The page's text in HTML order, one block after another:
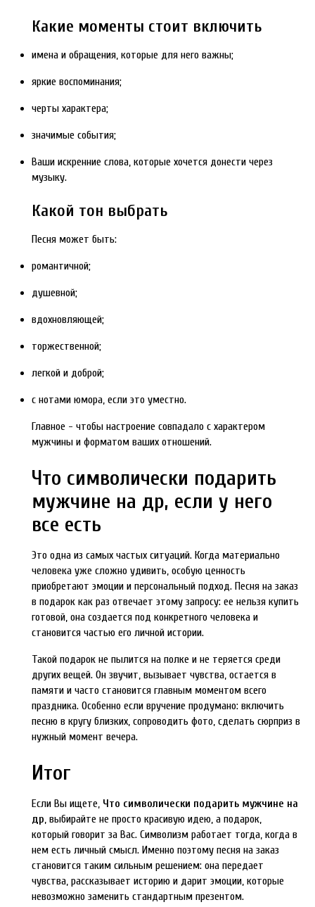
Какие моменты стоит включить
имена и обращения, которые для него важны;
яркие воспоминания;
черты характера;
значимые события;
Ваши искренние слова, которые хочется донести через
музыку.
Какой тон выбрать
Песня может быть:
романтичной;
душевной;
вдохновляющей;
торжественной;
легкой и доброй;
с нотами юмора, если это уместно.
Главное - чтобы настроение совпадало с характером
мужчины и форматом ваших отношений.
Что символически подарить
мужчине на др, если у него
все есть
Это одна из самых частых ситуаций. Когда материально
человека уже сложно удивить, особую ценность
приобретают эмоции и персональный подход. Песня на заказ
в подарок как раз отвечает этому запросу: ее нельзя купить
готовой, она создается под конкретного человека и
становится частью его личной истории.
Такой подарок не пылится на полке и не теряется среди
других вещей. Он звучит, вызывает чувства, остается в
памяти и часто становится главным моментом всего
праздника. Особенно если вручение продумано: включить
песню в кругу близких, сопроводить фото, сделать сюрприз в
нужный момент вечера.
Итог
Если Вы ищете, Что символически подарить мужчине на
др, выбирайте не просто красивую идею, а подарок,
который говорит за Вас. Символизм работает тогда, когда в
нем есть личный смысл. Именно поэтому песня на заказ
становится таким сильным решением: она передает
чувства, рассказывает историю и дарит эмоции, которые
невозможно заменить стандартным презентом.